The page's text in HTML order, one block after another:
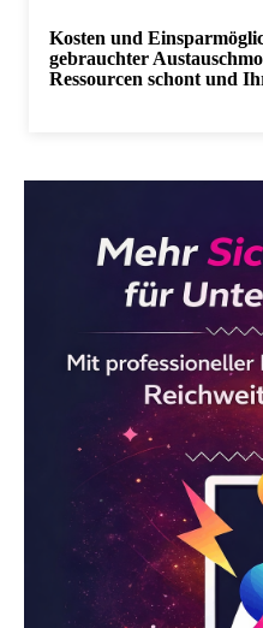
Kosten und
gebrauchter
Ressourcen schont und